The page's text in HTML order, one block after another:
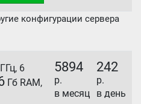
конфигурации сервера
6
Гб RAM,
5894
р.
в месяц
242
р.
в день